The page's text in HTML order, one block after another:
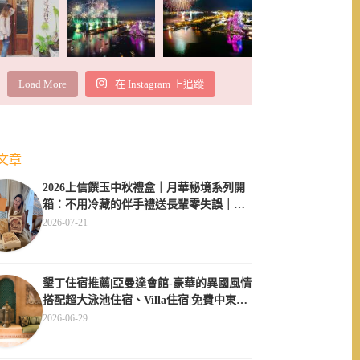
Load More 在 Instagram 上追蹤
章
2026上信饌玉中秋禮盒｜月華秘境系列開
箱：不用冷藏的伴手禮送長輩零失誤｜素
食伴手禮推薦
2026-07-21
墾丁住宿推薦|亞曼達會館-豪華的異國風情
搭配超大泳池住宿、Villa住宿|免費中東服
飾體驗
2026-06-29